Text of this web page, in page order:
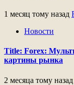
1 месяц тому назад
Новости
Title: Forex:
картины рынка
2 месяца тому назад